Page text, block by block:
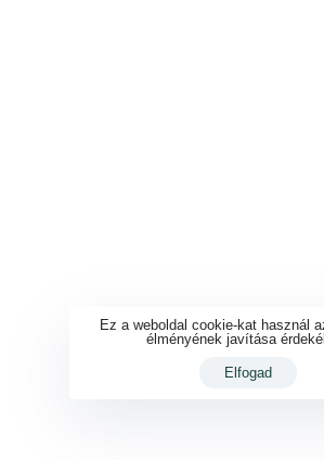
Ez a weboldal cookie-kat használ
élményének javítása
Elfogad